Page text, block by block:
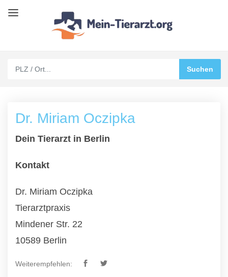
Dr. Miriam Oczipka
Dein Tierarzt in Berlin
Kontakt
Dr. Miriam Oczipka
Tierarztpraxis
Mindener Str. 22
10589 Berlin
Weiterempfehlen: